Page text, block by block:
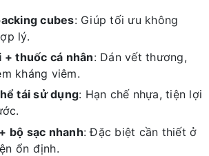
cubes: Giúp tối ưu không
lý.
+ thuốc cá nhân: Dán vết thương,
kháng viêm.
tái sử dụng: Hạn chế nhựa, tiện lợi
bộ sạc nhanh: Đặc biệt cần thiết ở
ổn định.